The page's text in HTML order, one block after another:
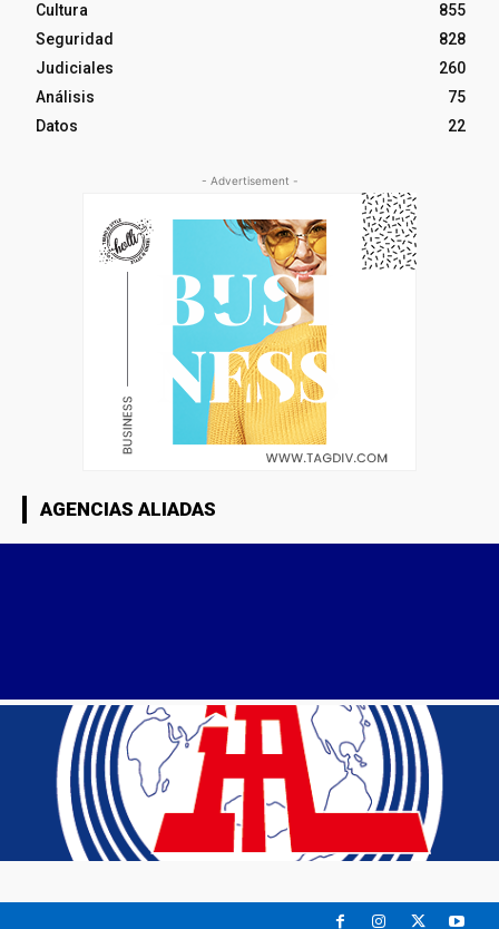
Cultura
855
Seguridad
828
Judiciales
260
Análisis
75
Datos
22
- Advertisement -
AGENCIAS ALIADAS